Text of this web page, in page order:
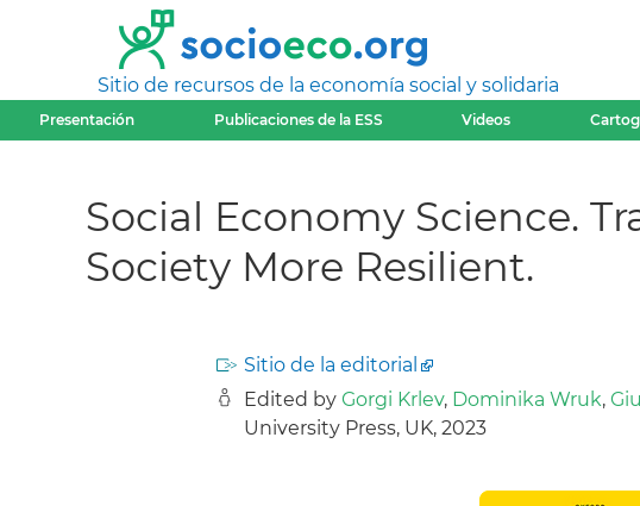
Sitio de recursos de la economía social y solidaria
Presentación Publicaciones de la ESS Videos
Social Economy Science.
Society More Resilient.
Sitio de la editorial
Edited by Gorgi Krlev, Dominika Wruk,
University Press, UK, 2023